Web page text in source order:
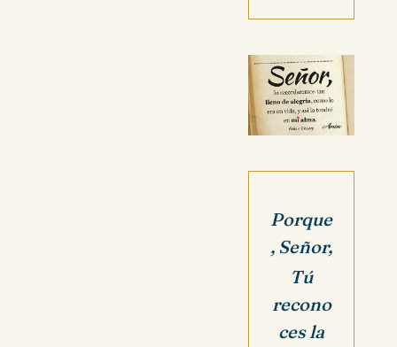
Porque
, Señor,
Tú
recono
ces la